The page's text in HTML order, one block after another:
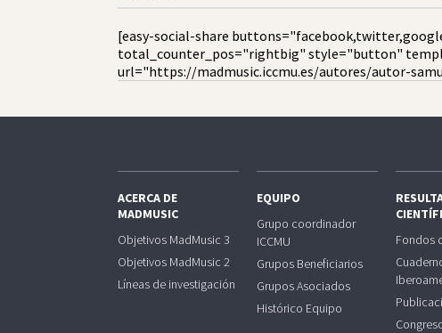
[easy-social-share
total_counter_pos="rightbig" style="button"
url="https://madmusic.iccmu.es/autores/autor-
ACERCA DE
MADMUSIC
Objetivos MadMusic 3
Objetivos MadMusic 2
Líneas de investigación
EQUIPO
Grupo coordinador
ICCMU
Grupos Beneficiarios
Grupos Asociados
Histórico Equipo
Fondos